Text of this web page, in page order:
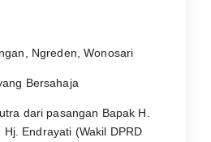
Ngreden, Wonosari
Bersahaja
dari pasangan Bapak H.
Endrayati (Wakil DPRD